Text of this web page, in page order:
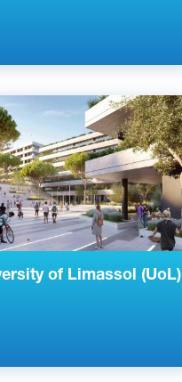
of Limassol (UoL)
Лимассол, Кипр